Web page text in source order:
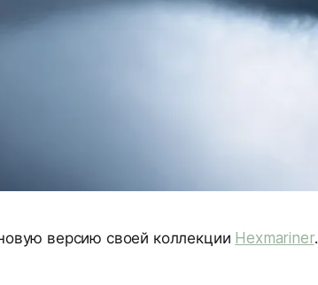
версию своей коллекции Hexmariner.